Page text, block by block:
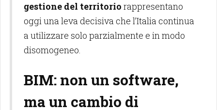
gestione del territorio rappresentano
oggi una leva decisiva che l’Italia continua
a utilizzare solo parzialmente e in modo
disomogeneo.
BIM: non un software,
ma un cambio di